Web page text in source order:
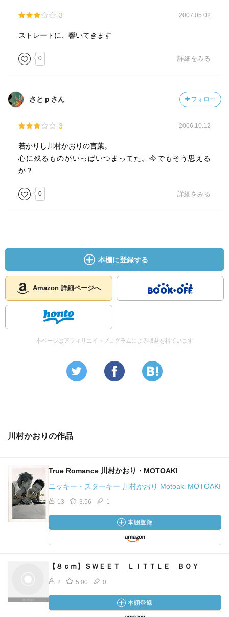
3 2007.05.02
ストレートに、響いてきます
0 詳細をみる
さとｐさん フォロー
3 2006.10.12
若かりし川村かおりの言葉。
心に残るものがいっぱいつまってた。今でもそう思える
か？
0 詳細をみる
本棚に登録する
Amazon 詳細ページへ
本ページはアフィリエイトプログラムによる収益を得ています
川村かおりの作品
True Romance 川村かおり・MOTOAKI
ニッキー・スターキー 川村かおり Motoaki MOTOAKI
13 3.56 1
【８ｃｍ】ＳＷＥＥＴ ＬＩＴＴＬＥ ＢＯＹ
2 5.00 0